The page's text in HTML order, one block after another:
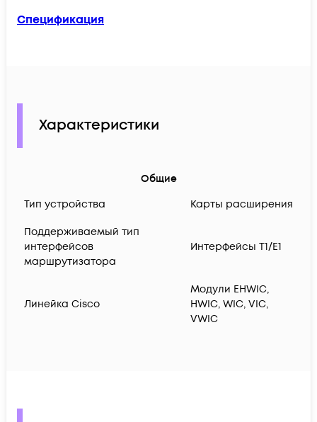
Спецификация
Характеристики
Общие
Тип устройства
Карты расширения
Поддерживаемый тип
интерфейсов
маршрутизатора
Интерфейсы T1/E1
Линейка Cisco
Модули EHWIC,
HWIC, WIC, VIC,
VWIC